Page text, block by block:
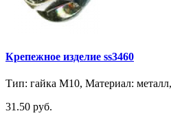
Крепежное изделие ss3460
Тип: гайка М10, Материал:
31.50 руб.